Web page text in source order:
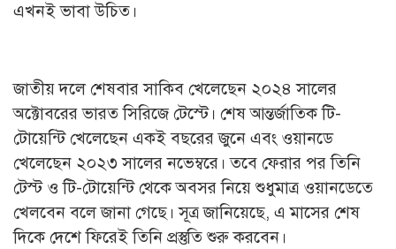
এখনই ভাবা উচিত।
জাতীয় দলে শেষবার সাকিব খেলেছেন ২০২৪ সালের
অক্টোবরের ভারত সিরিজে টেস্টে। শেষ আন্তর্জাতিক টি-
টোয়েন্টি খেলেছেন একই বছরের জুনে এবং ওয়ানডে
খেলেছেন ২০২৩ সালের নভেম্বরে। তবে ফেরার পর তিনি
টেস্ট ও টি-টোয়েন্টি থেকে অবসর নিয়ে শুধুমাত্র ওয়ানডেতে
খেলবেন বলে জানা গেছে। সূত্র জানিয়েছে, এ মাসের শেষ
দিকে দেশে ফিরেই তিনি প্রস্তুতি শুরু করবেন।